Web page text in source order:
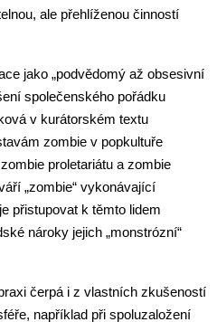
ale přehlíženou činností
jako „podvědomý až obsesivní
společenského pořádku
v kurátorském textu
zombie v popkultuře
proletariátu a zombie
„zombie“ vykonávající
přistupovat k těmto lidem
nároky jejich „monstrózní“
čerpá i z vlastních zkušeností
například při spoluzaložení